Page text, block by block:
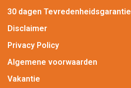
30 dagen Tevredenheidsgarantie
Disclaimer
Privacy Policy
Algemene voorwaarden
Vakantie